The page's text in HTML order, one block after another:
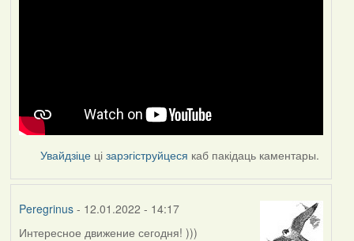
Увайдзіце цізарэгіструйцеся каб пакідаць каментары.
Peregrinus- 12.01.2022 - 14:17
Интересное движение сегодня! )))